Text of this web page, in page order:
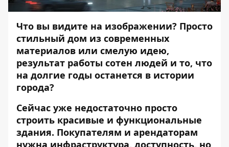
Что вы видите на изображении? Просто
стильный дом из современных
материалов или смелую идею,
результат работы сотен людей и то, что
на долгие годы останется в истории
города?
Сейчас уже недостаточно просто
строить красивые и функциональные
здания. Покупателям и арендаторам
нужна инфраструктура, доступность, но